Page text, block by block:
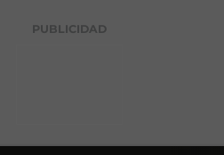
PUBLICIDAD